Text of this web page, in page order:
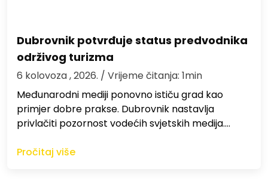
Dubrovnik potvrđuje status predvodnika
održivog turizma
6 kolovoza , 2026. / Vrijeme čitanja: 1min
Međunarodni mediji ponovno ističu grad kao
primjer dobre prakse. Dubrovnik nastavlja
privlačiti pozornost vodećih svjetskih medija.…
Pročitaj više